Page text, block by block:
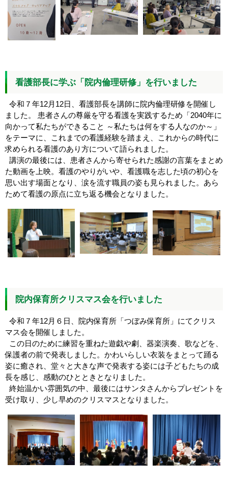
看護部長に学ぶ「院内倫理研修」を行いました
令和７年12月12日、看護部長を講師に院内倫理研修を開催し
ました。 患者さんの尊厳を守る看護を実践するため「2040年に
向かって私たちができること ～私たちは何をする人なのか～」
をテーマに、これまでの看護経験を踏まえ、これからの時代に
求められる看護のあり方について語られました。
講演の最後には、患者さんから寄せられた感謝の言葉をまとめ
た動画を上映。看護のやりがいや、看護職を志した頃の初心を
思い出す場面となり、涙を流す職員の姿も見られました。あら
ためて看護の原点に立ち返る機会となりました。
院内保育所クリスマス会を行いました
令和７年12月６日、院内保育所「つぼみ保育所」にてクリス
マス会を開催しました。
この日のために練習を重ねた遊戯や劇、器楽演奏、歌などを、
保護者の前で発表しました。かわいらしい衣装をまとって踊る
姿に癒され、堂々と大きな声で発表する姿には子どもたちの成
長を感じ、感動のひとときとなりました。
終始温かい雰囲気の中、最後にはサンタさんからプレゼントを
受け取り、少し早めのクリスマスとなりました。